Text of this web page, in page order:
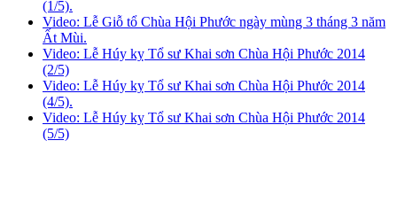
(1/5).
Video: Lễ Giỗ tổ Chùa Hội Phước ngày mùng 3 tháng 3 năm
Ất Mùi.
Video: Lễ Húy kỵ Tổ sư Khai sơn Chùa Hội Phước 2014
(2/5)
Video: Lễ Húy kỵ Tổ sư Khai sơn Chùa Hội Phước 2014
(4/5).
Video: Lễ Húy kỵ Tổ sư Khai sơn Chùa Hội Phước 2014
(5/5)